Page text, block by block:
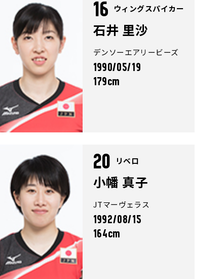
16 ウィングスパイカー
石井 里沙
デンソーエアリービーズ
1990/05/19
179cm
20 リベロ
小幡 真子
JTマーヴェラス
1992/08/15
164cm